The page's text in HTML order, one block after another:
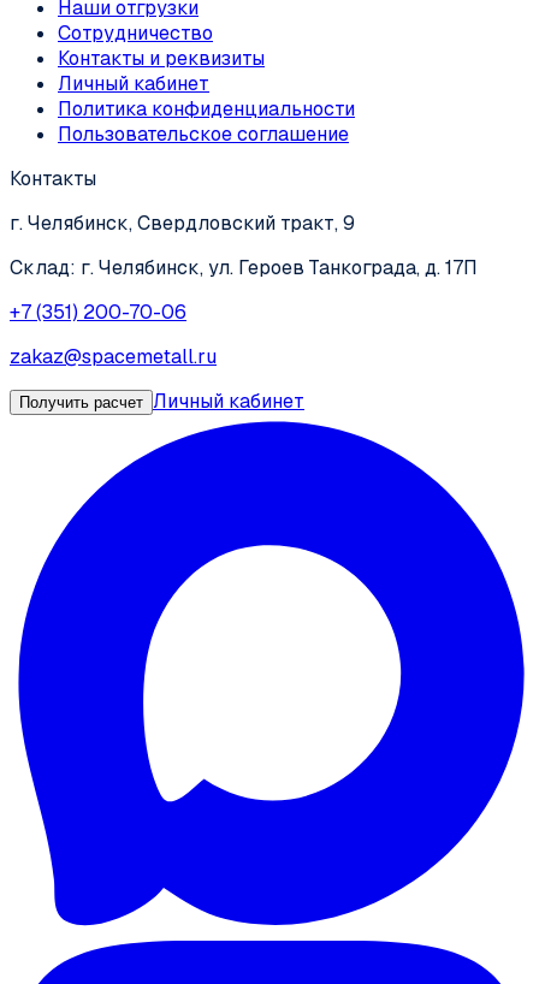
Наши отгрузки
Сотрудничество
Контакты и реквизиты
Личный кабинет
Политика конфиденциальности
Пользовательское соглашение
Контакты
г. Челябинск, Свердловский тракт, 9
Склад: г. Челябинск, ул. Героев Танкограда, д. 17П
+7 (351) 200-70-06
zakaz@spacemetall.ru
Получить расчет Личный кабинет